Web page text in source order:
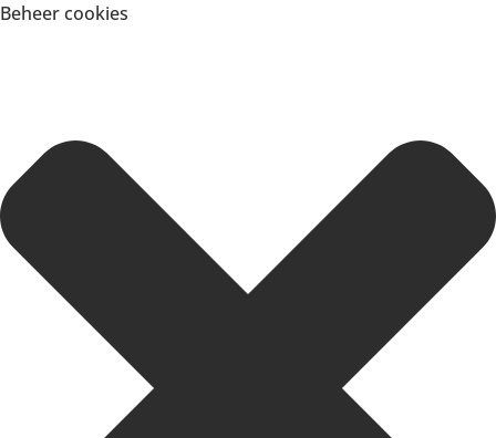
Beheer cookies